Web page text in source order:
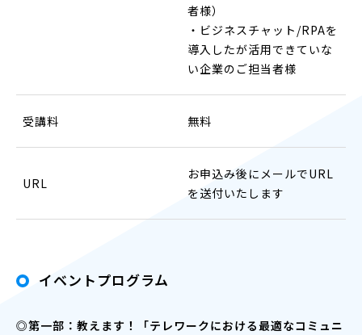
者様）
・ビジネスチャット/RPAを
導入したが活用できていな
い企業のご担当者様
受講料 無料
URL
お申込み後にメールでURL
を送付いたします
イベントプログラム
◎第一部：教えます！「テレワークにおける最適なコミュニ